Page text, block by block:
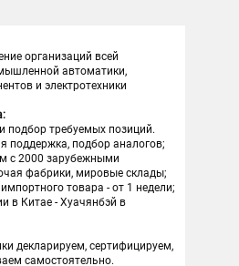
организаций всей
автоматики,
и электротехники
подбор требуемых позиций.
поддержка, подбор аналогов;
с 2000 зарубежными
фабрики, мировые склады;
товара - от 1 недели;
в Китае - Хуачянбэй в
декларируем, сертифицируем,
самостоятельно.